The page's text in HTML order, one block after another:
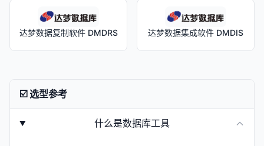
达梦数据复制软件 DMDRS 达梦数据集成软件 DMDIS
☑️ 选型参考
什么是数据库工具